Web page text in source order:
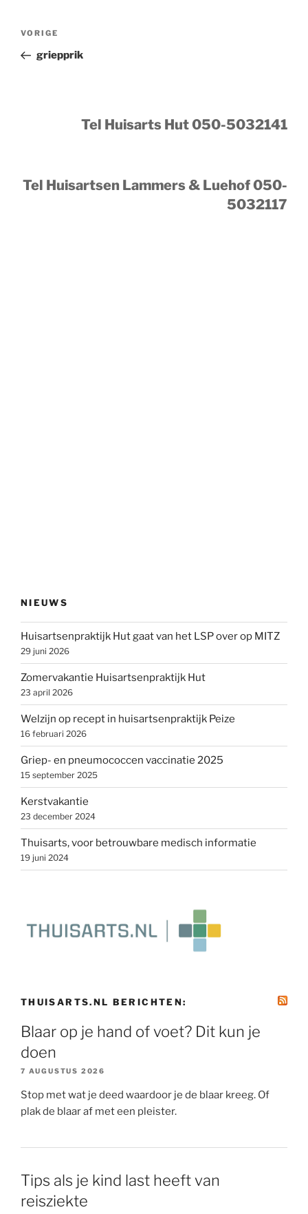
Bericht
Vorig
bericht
VORIGE
griepprik
Tel Huisarts Hut 050-5032141
Tel Huisartsen Lammers & Luehof 050-
5032117
NIEUWS
Huisartsenpraktijk Hut gaat van het LSP over op MITZ
29 juni 2026
Zomervakantie Huisartsenpraktijk Hut
23 april 2026
Welzijn op recept in huisartsenpraktijk Peize
16 februari 2026
Griep- en pneumococcen vaccinatie 2025
15 september 2025
Kerstvakantie
23 december 2024
Thuisarts, voor betrouwbare medisch informatie
19 juni 2024
THUISARTS.NL BERICHTEN:
Blaar op je hand of voet? Dit kun je
doen
7 AUGUSTUS 2026
Stop met wat je deed waardoor je de blaar kreeg. Of
plak de blaar af met een pleister.
Tips als je kind last heeft van
reisziekte